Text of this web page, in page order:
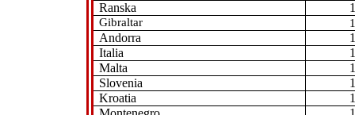
Ranska
1
Gibraltar 1
Andorra
1
Italia
1
Malta
1
Slovenia
1
Kroatia
1